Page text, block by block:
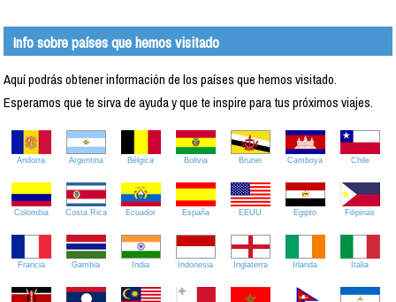
Info sobre países que hemos visitado
Aquí podrás obtener información de los países que hemos visitado.
Esperamos que te sirva de ayuda y que te inspire para tus próximos viajes.
Andorra Argentina Bélgica Bolivia Brunei Camboya Chile
Colombia Costa Rica Ecuador España EEUU Egipto Filipinas
Francia Gambia India Indonesia Inglaterra Irlanda Italia